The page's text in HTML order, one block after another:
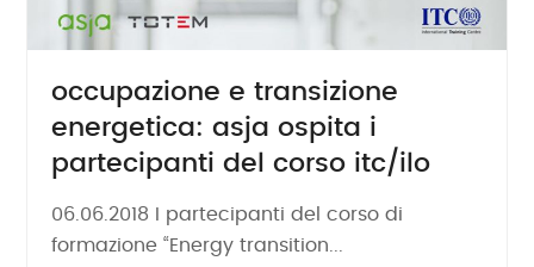
occupazione e transizione
energetica: asja ospita i
partecipanti del corso itc/ilo
06.06.2018 I partecipanti del corso di
formazione “Energy transition...